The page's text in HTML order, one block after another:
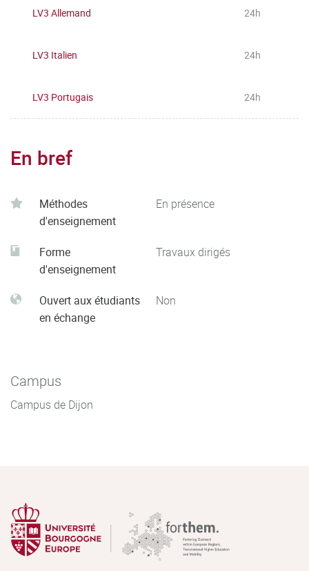
LV3 Allemand 24h
LV3 Italien 24h
LV3 Portugais 24h
En bref
Méthodes
d'enseignement
En présence
Forme
d'enseignement
Travaux dirigés
Ouvert aux étudiants
en échange
Non
Campus
Campus de Dijon